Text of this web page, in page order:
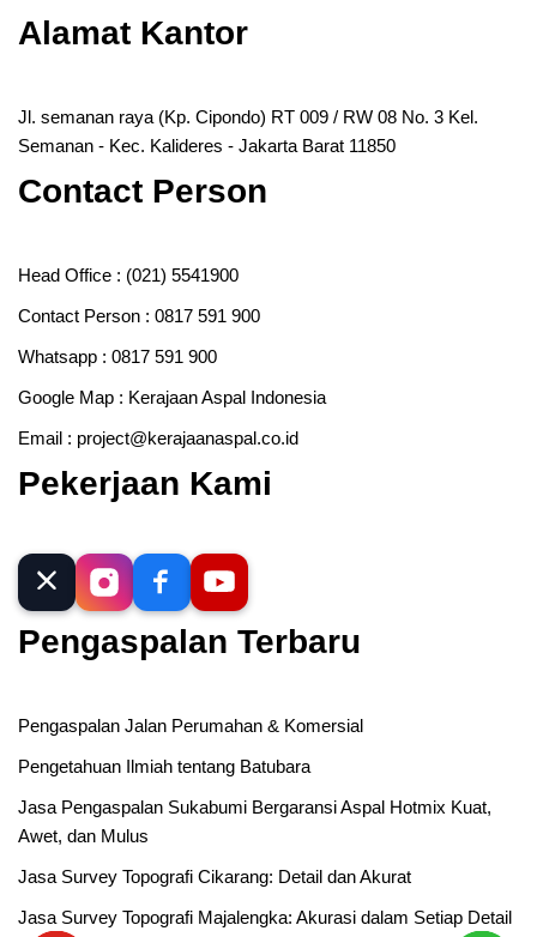
Alamat Kantor
Jl. semanan raya (Kp. Cipondo) RT 009 / RW 08 No. 3 Kel.
Semanan - Kec. Kalideres - Jakarta Barat 11850
Contact Person
Head Office : (021) 5541900
Contact Person : 0817 591 900
Whatsapp : 0817 591 900
Google Map : Kerajaan Aspal Indonesia
Email : project@kerajaanaspal.co.id
Pekerjaan Kami
Pengaspalan Terbaru
Pengaspalan Jalan Perumahan & Komersial
Pengetahuan Ilmiah tentang Batubara
Jasa Pengaspalan Sukabumi Bergaransi Aspal Hotmix Kuat,
Awet, dan Mulus
Jasa Survey Topografi Cikarang: Detail dan Akurat
Jasa Survey Topografi Majalengka: Akurasi dalam Setiap Detail